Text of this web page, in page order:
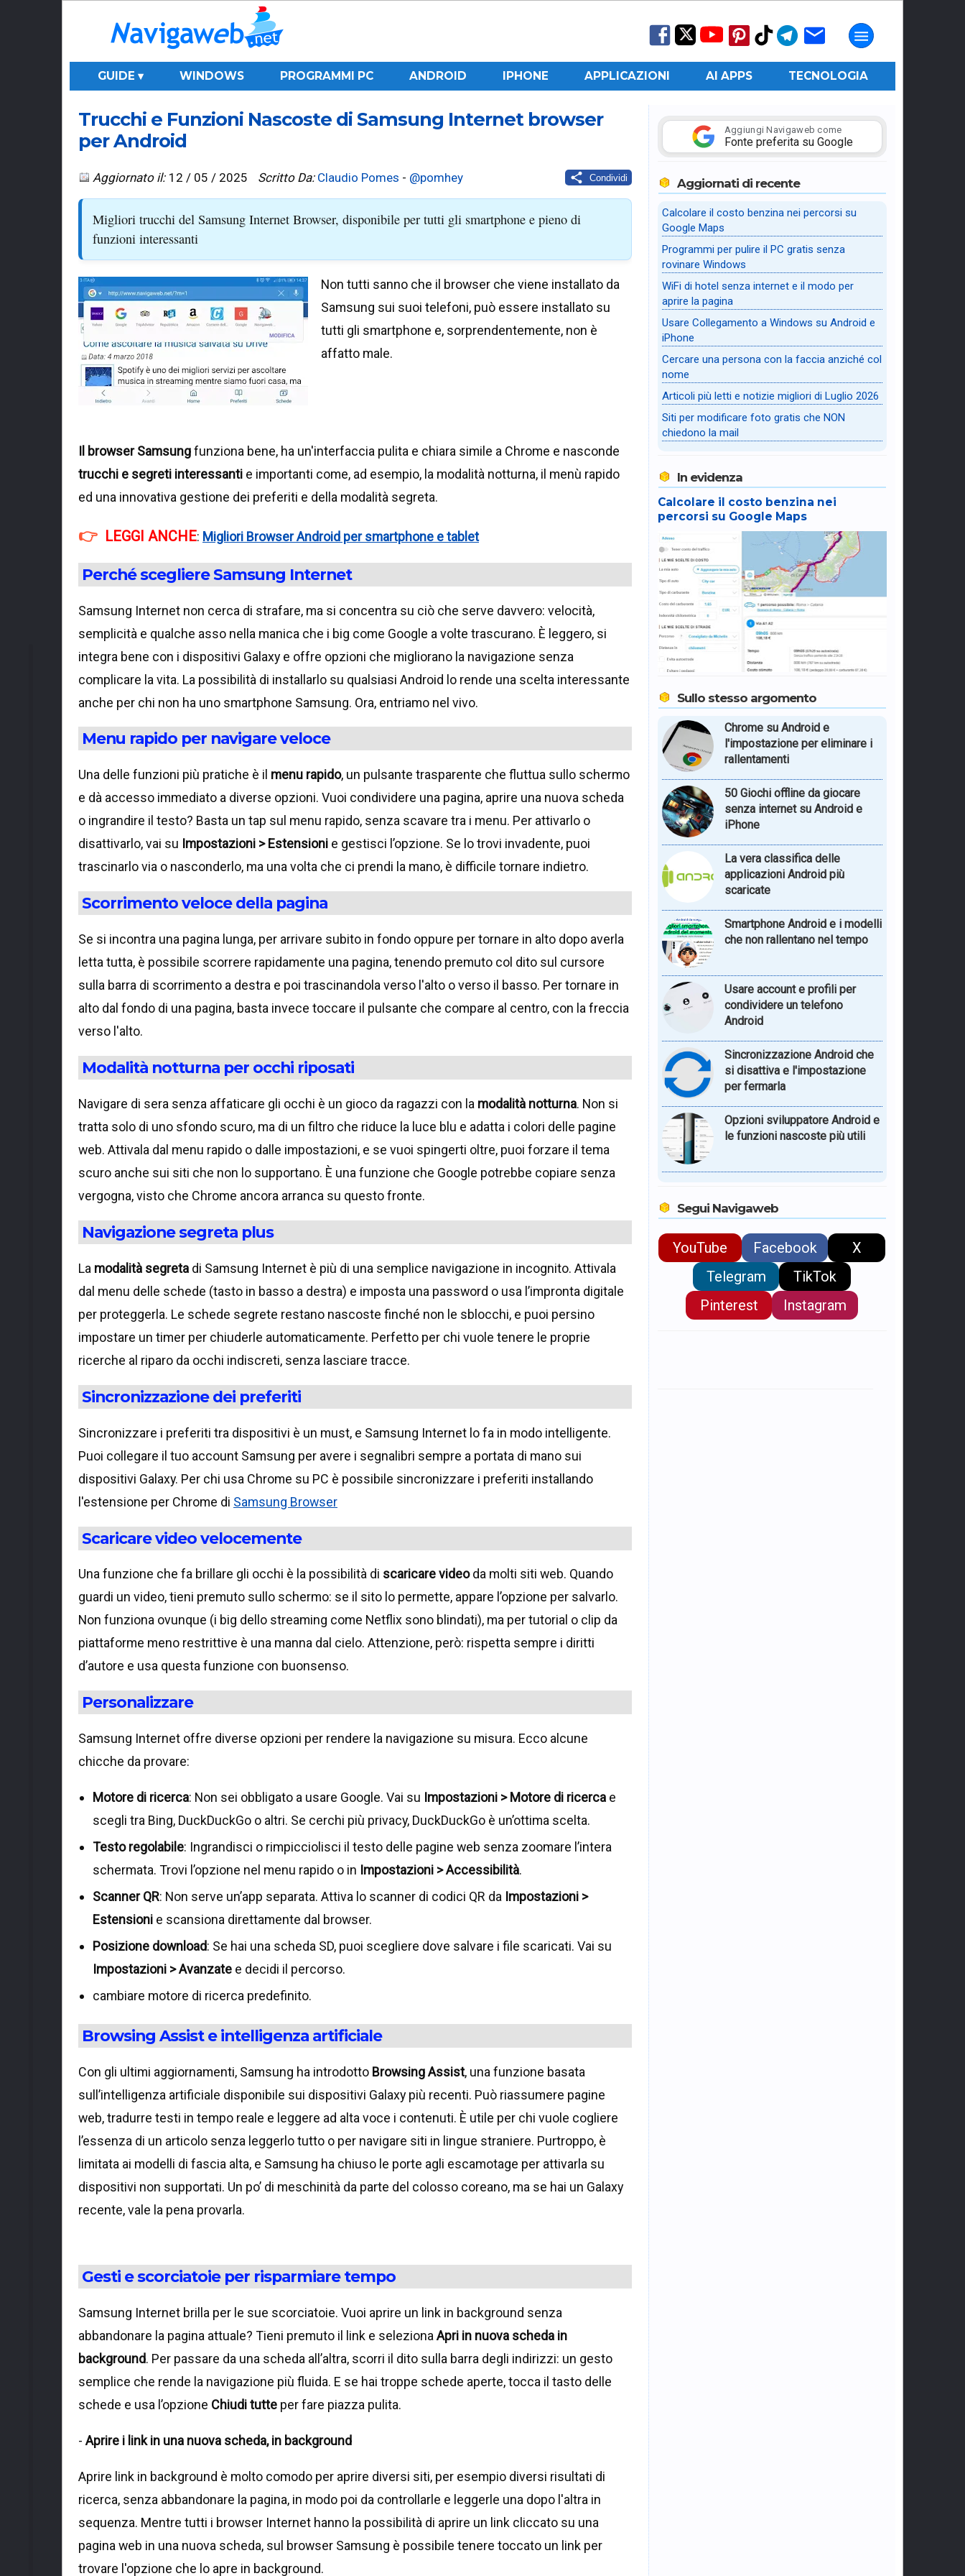
GUIDE ▾ WINDOWS PROGRAMMI PC ANDROID IPHONE APPLICAZIONI AI APPS TECNOLOGIA
Trucchi e Funzioni Nascoste di Samsung Internet browser
per Android
Condividi
Aggiornato il: 12 / 05 / 2025 Scritto Da: Claudio Pomes - @pomhey
Migliori trucchi del Samsung Internet Browser, disponibile per tutti gli smartphone e pieno di
funzioni interessanti
Non tutti sanno che il browser che viene installato da
Samsung sui suoi telefoni, può essere installato su
tutti gli smartphone e, sorprendentemente, non è
affatto male.
Il browser Samsungfunziona bene, ha un'interfaccia pulita e chiara simile a Chrome e nasconde
trucchi e segreti interessanti e importanti come, ad esempio, la modalità notturna, il menù rapido
ed una innovativa gestione dei preferiti e della modalità segreta.
LEGGI ANCHE: Migliori Browser Android per smartphone e tablet
Perché scegliere Samsung Internet
Samsung Internet non cerca di strafare, ma si concentra su ciò che serve davvero: velocità,
semplicità e qualche asso nella manica che i big come Google a volte trascurano. È leggero, si
integra bene con i dispositivi Galaxy e offre opzioni che migliorano la navigazione senza
complicare la vita. La possibilità di installarlo su qualsiasi Android lo rende una scelta interessante
anche per chi non ha uno smartphone Samsung. Ora, entriamo nel vivo.
Menu rapido per navigare veloce
Una delle funzioni più pratiche è il menu rapido, un pulsante trasparente che fluttua sullo schermo
e dà accesso immediato a diverse opzioni. Vuoi condividere una pagina, aprire una nuova scheda
o ingrandire il testo? Basta un tap sul menu rapido, senza scavare tra i menu. Per attivarlo o
disattivarlo, vai su Impostazioni > Estensioni e gestisci l’opzione. Se lo trovi invadente, puoi
trascinarlo via o nasconderlo, ma una volta che ci prendi la mano, è difficile tornare indietro.
Scorrimento veloce della pagina
Se si incontra una pagina lunga, per arrivare subito in fondo oppure per tornare in alto dopo averla
letta tutta, è possibile scorrere rapidamente una pagina, tenendo premuto col dito sul cursore
sulla barra di scorrimento a destra e poi trascinandola verso l'alto o verso il basso. Per tornare in
alto dal fondo di una pagina, basta invece toccare il pulsante che compare al centro, con la freccia
verso l'alto.
Modalità notturna per occhi riposati
Navigare di sera senza affaticare gli occhi è un gioco da ragazzi con la modalità notturna. Non si
tratta solo di uno sfondo scuro, ma di un filtro che riduce la luce blu e adatta i colori delle pagine
web. Attivala dal menu rapido o dalle impostazioni, e se vuoi spingerti oltre, puoi forzare il tema
scuro anche sui siti che non lo supportano. È una funzione che Google potrebbe copiare senza
vergogna, visto che Chrome ancora arranca su questo fronte.
Navigazione segreta plus
La modalità segreta di Samsung Internet è più di una semplice navigazione in incognito. Attivala
dal menu delle schede (tasto in basso a destra) e imposta una password o usa l’impronta digitale
per proteggerla. Le schede segrete restano nascoste finché non le sblocchi, e puoi persino
impostare un timer per chiuderle automaticamente. Perfetto per chi vuole tenere le proprie
ricerche al riparo da occhi indiscreti, senza lasciare tracce.
Sincronizzazione dei preferiti
Sincronizzare i preferiti tra dispositivi è un must, e Samsung Internet lo fa in modo intelligente.
Puoi collegare il tuo account Samsung per avere i segnalibri sempre a portata di mano sui
dispositivi Galaxy. Per chi usa Chrome su PC è possibile sincronizzare i preferiti installando
l'estensione per Chrome di Samsung Browser
Scaricare video velocemente
Una funzione che fa brillare gli occhi è la possibilità di scaricare videoda molti siti web. Quando
guardi un video, tieni premuto sullo schermo: se il sito lo permette, appare l’opzione per salvarlo.
Non funziona ovunque (i big dello streaming come Netflix sono blindati), ma per tutorial o clip da
piattaforme meno restrittive è una manna dal cielo. Attenzione, però: rispetta sempre i diritti
d’autore e usa questa funzione con buonsenso.
Personalizzare
Samsung Internet offre diverse opzioni per rendere la navigazione su misura. Ecco alcune
chicche da provare:
Motore di ricerca: Non sei obbligato a usare Google. Vai su Impostazioni > Motore di ricerca e
scegli tra Bing, DuckDuckGo o altri. Se cerchi più privacy, DuckDuckGo è un’ottima scelta.
Testo regolabile: Ingrandisci o rimpicciolisci il testo delle pagine web senza zoomare l’intera
schermata. Trovi l’opzione nel menu rapido o in Impostazioni > Accessibilità.
Scanner QR: Non serve un’app separata. Attiva lo scanner di codici QR da Impostazioni >
Estensioni e scansiona direttamente dal browser.
Posizione download: Se hai una scheda SD, puoi scegliere dove salvare i file scaricati. Vai su
Impostazioni > Avanzate e decidi il percorso.
cambiare motore di ricerca predefinito.
Browsing Assist e intelligenza artificiale
Con gli ultimi aggiornamenti, Samsung ha introdotto Browsing Assist, una funzione basata
sull’intelligenza artificiale disponibile sui dispositivi Galaxy più recenti. Può riassumere pagine
web, tradurre testi in tempo reale e leggere ad alta voce i contenuti. È utile per chi vuole cogliere
l’essenza di un articolo senza leggerlo tutto o per navigare siti in lingue straniere. Purtroppo, è
limitata ai modelli di fascia alta, e Samsung ha chiuso le porte agli escamotage per attivarla su
dispositivi non supportati. Un po’ di meschinità da parte del colosso coreano, ma se hai un Galaxy
recente, vale la pena provarla.
Gesti e scorciatoie per risparmiare tempo
Samsung Internet brilla per le sue scorciatoie. Vuoi aprire un link in background senza
abbandonare la pagina attuale? Tieni premuto il link e seleziona Apri in nuova scheda in
background. Per passare da una scheda all’altra, scorri il dito sulla barra degli indirizzi: un gesto
semplice che rende la navigazione più fluida. E se hai troppe schede aperte, tocca il tasto delle
schede e usa l’opzione Chiudi tutte per fare piazza pulita.
- Aprire i link in una nuova scheda, in background
Aprire link in background è molto comodo per aprire diversi siti, per esempio diversi risultati di
ricerca, senza abbandonare la pagina, in modo poi da controllarle e leggerle una dopo l'altra in
sequenza. Mentre tutti i browser Internet hanno la possibilità di aprire un link cliccato su una
pagina web in una nuova scheda, sul browser Samsung è possibile tenere toccato un link per
trovare l'opzione che lo apre in background.
Aggiungi Navigaweb come
Fonte preferita su Google
Aggiornati di recente
Calcolare il costo benzina nei percorsi su
Google Maps
Programmi per pulire il PC gratis senza
rovinare Windows
WiFi di hotel senza internet e il modo per
aprire la pagina
Usare Collegamento a Windows su Android e
iPhone
Cercare una persona con la faccia anziché col
nome
Articoli più letti e notizie migliori di Luglio 2026
Siti per modificare foto gratis che NON
chiedono la mail
In evidenza
Calcolare il costo benzina nei
percorsi su Google Maps
Sullo stesso argomento
Chrome su Android e
l'impostazione per eliminare i
rallentamenti
50 Giochi offline da giocare
senza internet su Android e
iPhone
La vera classifica delle
applicazioni Android più
scaricate
Smartphone Android e i modelli
che non rallentano nel tempo
Usare account e profili per
condividere un telefono
Android
Sincronizzazione Android che
si disattiva e l'impostazione
per fermarla
Opzioni sviluppatore Android e
le funzioni nascoste più utili
Segui Navigaweb
YouTube Facebook
X
Telegram
TikTok
Pinterest
Instagram